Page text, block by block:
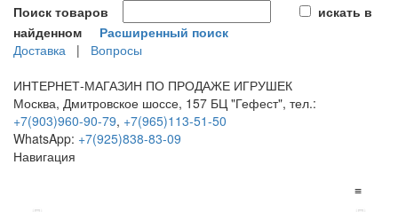
Поиск товаров
искать в
найденном
Расширенный поиск
Доставка | Вопросы
ИНТЕРНЕТ-МАГАЗИН ПО ПРОДАЖЕ ИГРУШЕК
Москва, Дмитровское шоссе, 157 БЦ "Гефест", тел.:
+7(903)960-90-79, +7(965)113-51-50
WhatsApp: +7(925)838-83-09
Навигация
≡